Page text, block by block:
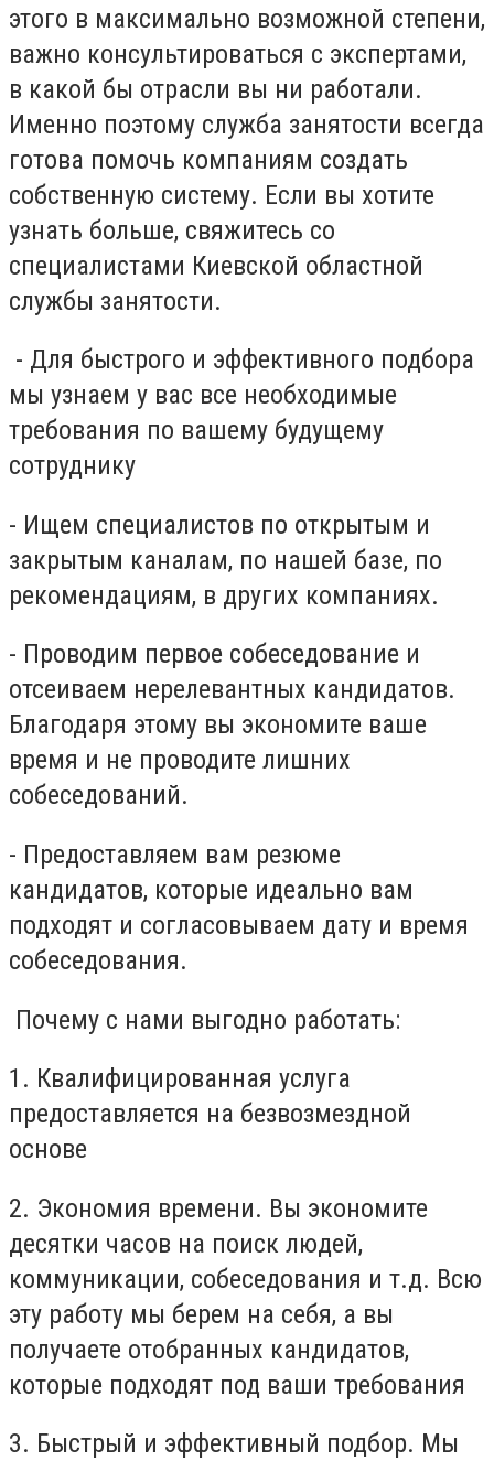
этого в максимально возможной степени,
важно консультироваться с экспертами,
в какой бы отрасли вы ни работали.
Именно поэтому служба занятости всегда
готова помочь компаниям создать
собственную систему. Если вы хотите
узнать больше, свяжитесь со
специалистами Киевской областной
службы занятости.
- Для быстрого и эффективного подбора
мы узнаем у вас все необходимые
требования по вашему будущему
сотруднику
- Ищем специалистов по открытым и
закрытым каналам, по нашей базе, по
рекомендациям, в других компаниях.
- Проводим первое собеседование и
отсеиваем нерелевантных кандидатов.
Благодаря этому вы экономите ваше
время и не проводите лишних
собеседований.
- Предоставляем вам резюме
кандидатов, которые идеально вам
подходят и согласовываем дату и время
собеседования.
Почему с нами выгодно работать:
1. Квалифицированная услуга
предоставляется на безвозмездной
основе
2. Экономия времени. Вы экономите
десятки часов на поиск людей,
коммуникации, собеседования и т.д. Всю
эту работу мы берем на себя, а вы
получаете отобранных кандидатов,
которые подходят под ваши требования
3. Быстрый и эффективный подбор. Мы